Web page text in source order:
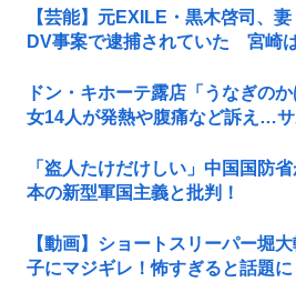
【芸能】元EXILE・黒木啓司、
DV事案で逮捕されていた 宮崎
ドン・キホーテ露店「うなぎの
女14人が発熱や腹痛など訴え…
「盗人たけだけしい」中国国防
本の新型軍国主義と批判！
【動画】ショートスリーパー堀
子にマジギレ！怖すぎると話題に